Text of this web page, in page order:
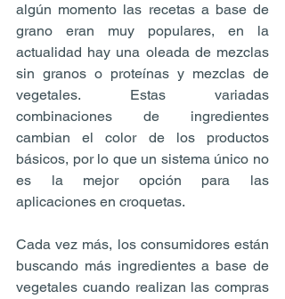
algún momento las recetas a base de
grano eran muy populares, en la
actualidad hay una oleada de mezclas
sin granos o proteínas y mezclas de
vegetales. Estas variadas
combinaciones de ingredientes
cambian el color de los productos
básicos, por lo que un sistema único no
es la mejor opción para las
aplicaciones en croquetas.
Cada vez más, los consumidores están
buscando más ingredientes a base de
vegetales cuando realizan las compras